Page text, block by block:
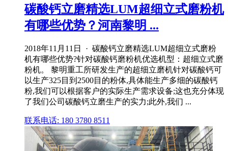
碳酸钙立磨精选LUM超细立式磨粉机
有哪些优势？河南黎明 ...
2018年11月11日 · 碳酸钙立磨精选LUM超细立式磨粉
机有哪些优势?针对碳酸钙磨粉机优选机型：超细立式磨
粉机。 黎明重工所研发生产的超细立磨机针对碳酸钙可
以生产325目到2500目的粉体,具体能生产多细的碳酸钙
粉,我们可以根据客户的实际生产需求设备;这也充分体现
了我们公司碳酸钙立磨生产的实力;此外,我们 ...
联系电话: 180 3780 8511